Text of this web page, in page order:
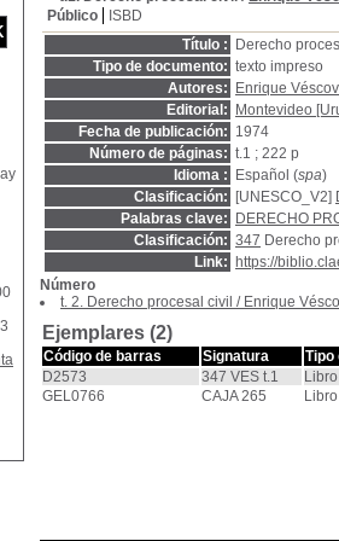
Público
ISBD
Título :
Derecho
Tipo de documento: texto impreso
Autores:
Enrique
Editorial:
Montevideo
Fecha de publicación: 1974
Número de páginas: t.1 ; 222 p
Idioma :
Español (spa)
Clasificación:
[UNESCO_V2]
Palabras clave:
DERECHO
Clasificación: 347 Derecho
Link:
https://
Número
t. 2. Derecho procesal civil / Enrique
Ejemplares (2)
Código de barras Signatura
Tipo
D2573
347 VES t.1
Libro
GEL0766
CAJA 265 Libro